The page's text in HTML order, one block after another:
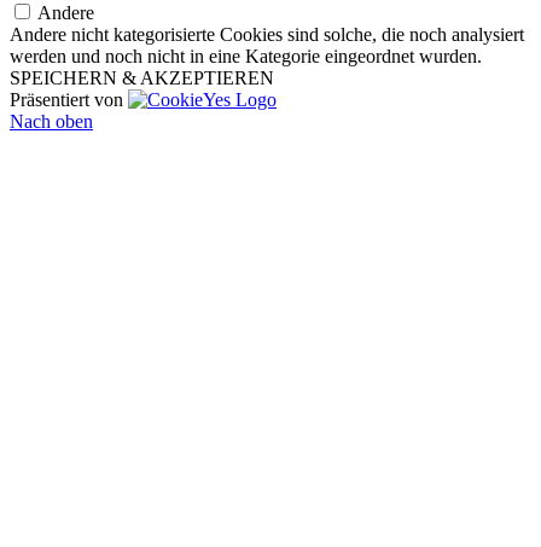
Andere
Andere nicht kategorisierte Cookies sind solche, die noch analysiert
werden und noch nicht in eine Kategorie eingeordnet wurden.
SPEICHERN & AKZEPTIEREN
Präsentiert von
Nach oben